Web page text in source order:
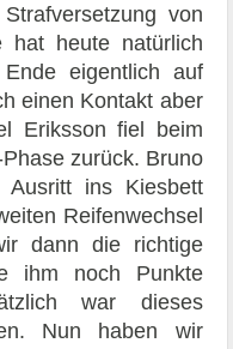
von
hat heute natürlich
eigentlich auf
einen Kontakt aber
Eriksson fiel beim
zurück. Bruno
ins Kiesbett
Reifenwechsel
dann die richtige
ihm noch Punkte
war dieses
Nun haben wir